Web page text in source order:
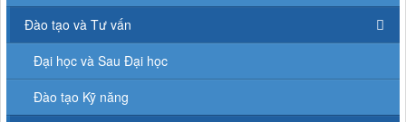
Đào tạo và Tư vấn
Đại học và Sau Đại học
Đào tạo Kỹ năng